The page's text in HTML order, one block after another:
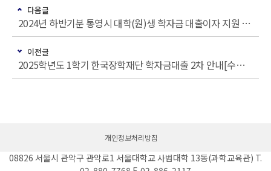
다음글
2024년 하반기분 통영시 대학(원)생 학자금 대출이자 지원 안내
이전글
2025학년도 1학기 한국장학재단 학자금대출 2차 안내[수료생(연구생)]
개인정보처리방침
08826 서울시 관악구 관악로1 서울대학교 사범대학 13동(과학교육관) T.